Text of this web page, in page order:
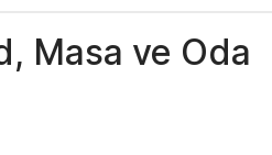
Masa ve Oda